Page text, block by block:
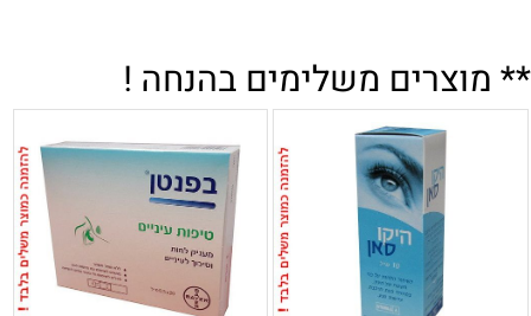
** מוצרים משלימים בהנחה !